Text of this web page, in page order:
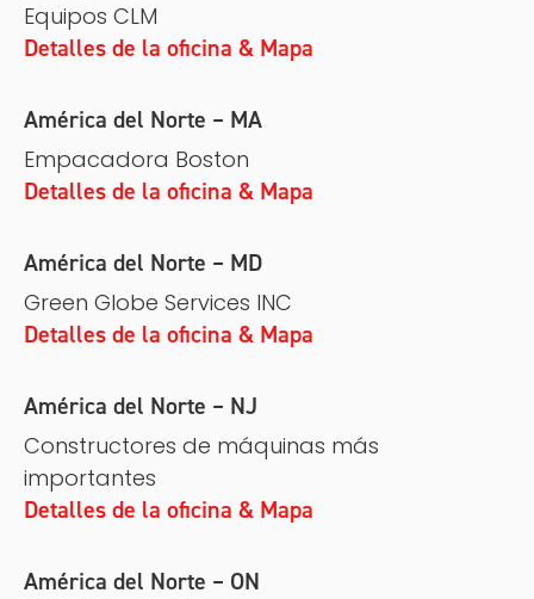
Equipos CLM
Detalles de la oficina & Mapa
América del Norte – MA
Empacadora Boston
Detalles de la oficina & Mapa
América del Norte – MD
Green Globe Services INC
Detalles de la oficina & Mapa
América del Norte – NJ
Constructores de máquinas más
importantes
Detalles de la oficina & Mapa
América del Norte – ON